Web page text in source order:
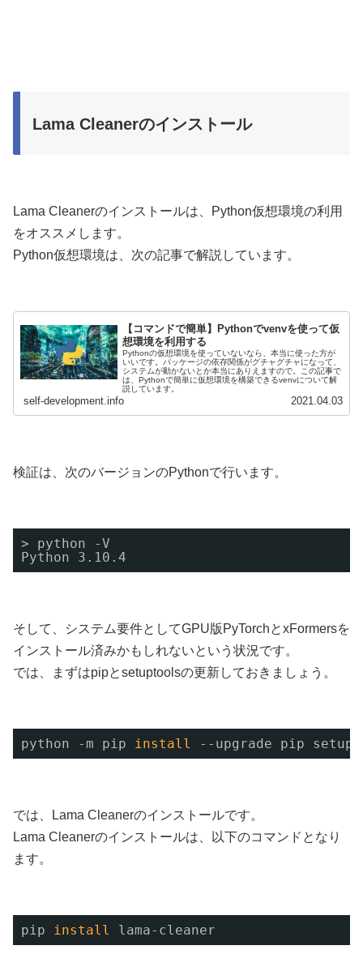
Lama Cleanerのインストール
Lama Cleanerのインストールは、Python仮想環境の利用
をオススメします。
Python仮想環境は、次の記事で解説しています。
【コマンドで簡単】Pythonでvenvを使って仮
想環境を利用する
Pythonの仮想環境を使っていないなら、本当に使った方が
いいです。パッケージの依存関係がグチャグチャになって、
システムが動かないとか本当にありえますので。この記事で
は、Pythonで簡単に仮想環境を構築できるvenvについて解
説しています。
self-development.info 2021.04.03
検証は、次のバージョンのPythonで行います。
> python -V
Python 3.10.4
そして、システム要件としてGPU版PyTorchとxFormersを
インストール済みかもしれないという状況です。
では、まずはpipとsetuptoolsの更新しておきましょう。
python -m pip install --upgrade pip
では、Lama Cleanerのインストールです。
Lama Cleanerのインストールは、以下のコマンドとなり
ます。
pip install lama-cleaner